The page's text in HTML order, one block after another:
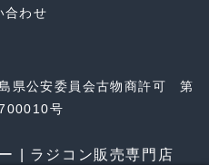
合わせ
県公安委員会古物商許可 第
号
| ラジコン販売専門店